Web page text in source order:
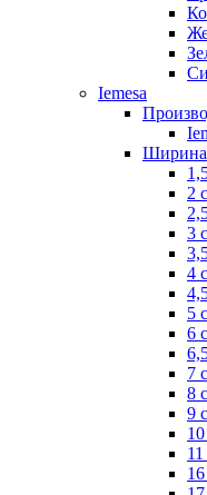
Iemesa
Ширина
2
3
4
5
6
7
8
9